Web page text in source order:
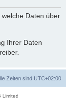
Daten über
Ihrer Daten
Zeiten sind UTC+02:00
Limited